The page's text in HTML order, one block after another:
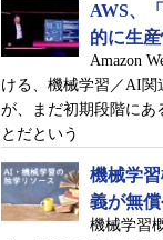
AWS、
的に生
Amazon
ける、機械学習／AI関
が、まだ初期段階にあ
とだという
機械学
義が無償
機械学習